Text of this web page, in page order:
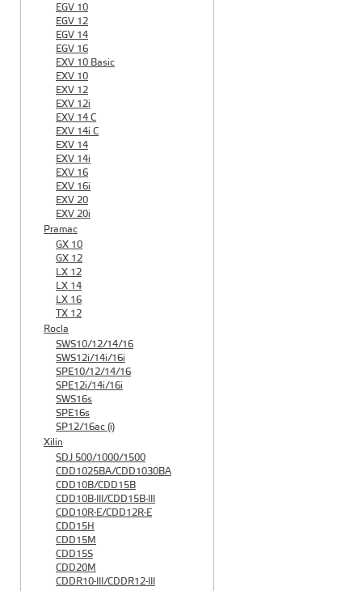
EGV 10
EGV 12
EGV 14
EGV 16
EXV 10 Basic
EXV 10
EXV 12
EXV 12i
EXV 14 C
EXV 14i C
EXV 14
EXV 14i
EXV 16
EXV 16i
EXV 20
EXV 20i
Pramac
GX 10
GX 12
LX 12
LX 14
LX 16
TX 12
Rocla
SWS10/12/14/16
SWS12i/14i/16i
SPE10/12/14/16
SPE12i/14i/16i
SWS16s
SPE16s
SP12/16ac (i)
Xilin
SDJ 500/1000/1500
CDD1025BA/CDD1030BA
CDD10B/CDD15B
CDD10B-III/CDD15B-III
CDD10R-E/CDD12R-E
CDD15H
CDD15M
CDD15S
CDD20M
CDDR10-III/CDDR12-III